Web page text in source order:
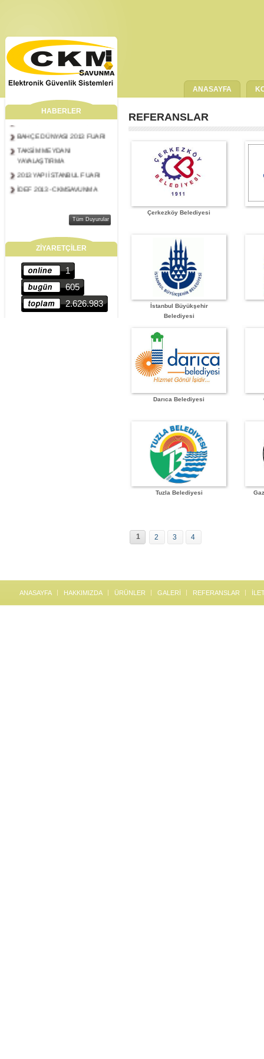
ANASAYFA
HABERLER
2013 İSTANBUL YAPI FUARI
BAHÇE DÜNYASI 2013 FUARI
TAKSİM MEYDANI
YAYALAŞTIRMA
2013 YAPI İSTANBUL FUARI
İDEF 2013 -CKMSAVUNMA
Tüm Duyurular
ZİYARETÇİLER
1
605
2.626.983
REFERANSLAR
Çerkezköy Belediyesi
İstanbul Büyükşehir
Belediyesi
Darıca Belediyesi
Tuzla Belediyesi
1 2 3 4
ANASAYFA HAKKIMIZDA ÜRÜNLER GALERİ REFERANSLAR